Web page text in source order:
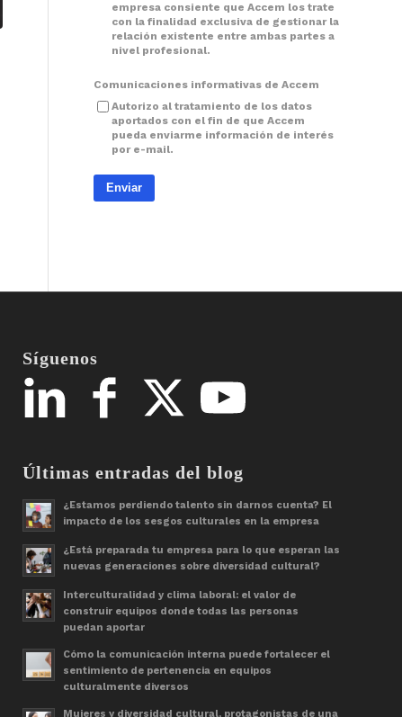
empresa consiente que Accem los trate
con la finalidad exclusiva de gestionar la
relación existente entre ambas partes a
nivel profesional.
Comunicaciones informativas de Accem
Autorizo al tratamiento de los datos
aportados con el fin de que Accem
pueda enviarme información de interés
por e-mail.
Enviar
Síguenos
Últimas entradas del blog
¿Estamos perdiendo talento sin darnos cuenta? El
impacto de los sesgos culturales en la empresa
¿Está preparada tu empresa para lo que esperan las
nuevas generaciones sobre diversidad cultural?
Interculturalidad y clima laboral: el valor de
construir equipos donde todas las personas
puedan aportar
Cómo la comunicación interna puede fortalecer el
sentimiento de pertenencia en equipos
culturalmente diversos
Mujeres y diversidad cultural, protagonistas de una